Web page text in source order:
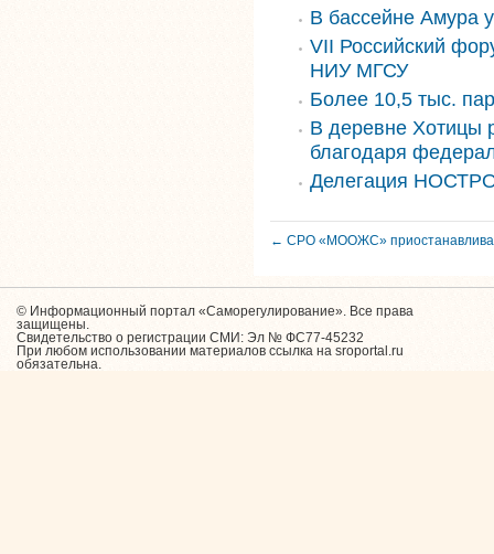
В бассейне Амура
VII Российский
НИУ МГСУ
Более 10,5 тыс.
В деревне Хотицы
благодаря
Делегация
← СРО «МООЖС»
© Информационный портал «Саморегулирование». Все права
защищены.
Свидетельство о регистрации СМИ: Эл № ФС77-45232
При любом использовании материалов ссылка на sroportal.ru
обязательна.